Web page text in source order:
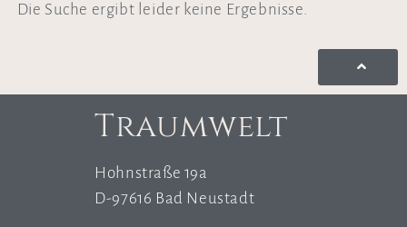
Die Suche ergibt leider keine Ergebnisse.
Traumwelt
Hohnstraße 19a
D-97616 Bad Neustadt